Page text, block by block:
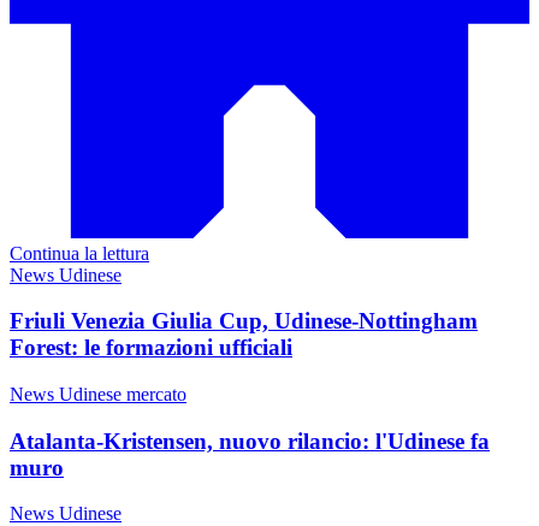
Continua la lettura
News Udinese
Friuli Venezia Giulia Cup, Udinese-Nottingham
Forest: le formazioni ufficiali
News Udinese mercato
Atalanta-Kristensen, nuovo rilancio: l'Udinese fa
muro
News Udinese